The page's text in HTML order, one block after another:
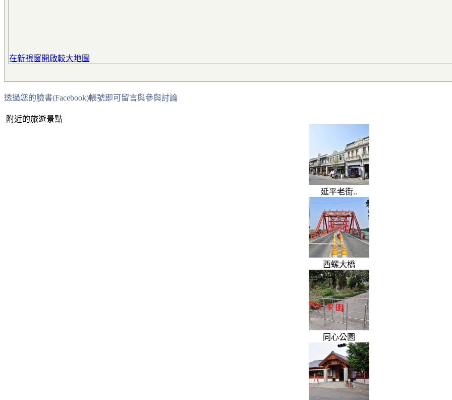
在新視窗開啟較大地圖
透過您的臉書(Facebook)帳號即可留言與參與討論
附近的旅遊景點
延平老街..
西螺大橋
同心公園